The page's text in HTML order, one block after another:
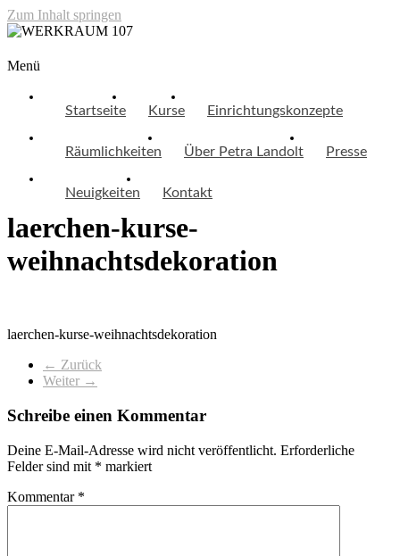
Zum Inhalt springen
WERKRAUM 107
Menü
Startseite Kurse Einrichtungskonzepte
Räumlichkeiten Über Petra Landolt Presse
Neuigkeiten Kontakt
laerchen-kurse-
weihnachtsdekoration
laerchen-kurse-weihnachtsdekoration
← Zurück
Weiter →
Schreibe einen Kommentar
Deine E-Mail-Adresse wird nicht veröffentlicht. Erforderliche
Felder sind mit * markiert
Kommentar *